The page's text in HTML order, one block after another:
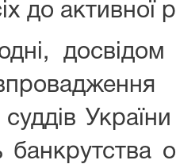
до активної
досвідом
банкрутства